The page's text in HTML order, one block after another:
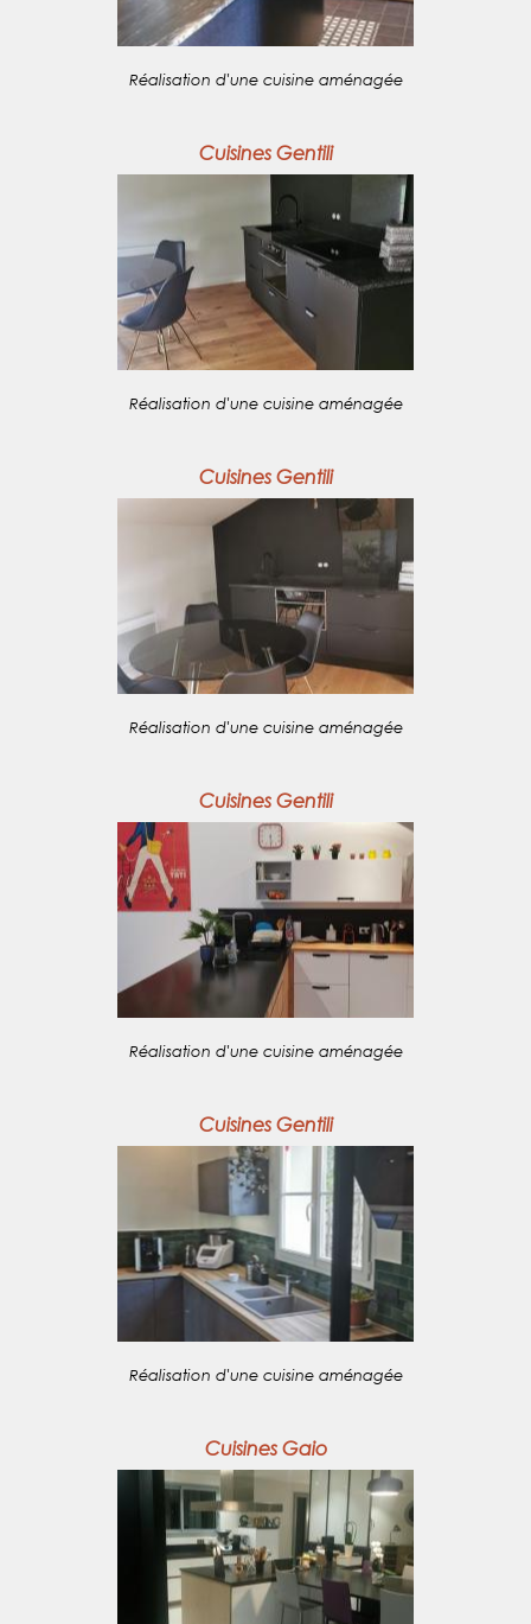
Réalisation d'une cuisine aménagée
Cuisines Gentili
Réalisation d'une cuisine aménagée
Cuisines Gentili
Réalisation d'une cuisine aménagée
Cuisines Gentili
Réalisation d'une cuisine aménagée
Cuisines Gentili
Réalisation d'une cuisine aménagée
Cuisines Gaio